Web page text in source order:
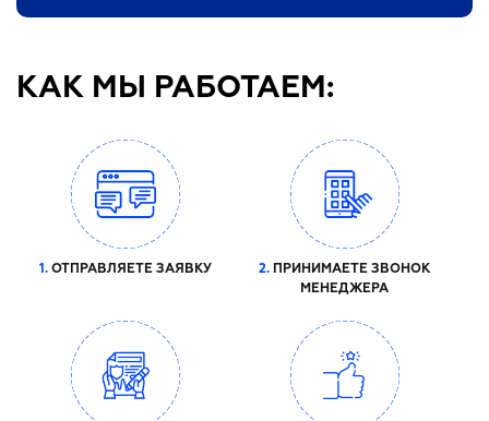
КАК МЫ РАБОТАЕМ:
1. ОТПРАВЛЯЕТЕ ЗАЯВКУ 2. ПРИНИМАЕТЕ ЗВОНОК
МЕНЕДЖЕРА